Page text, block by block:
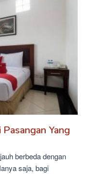
Yang
berbeda dengan
saja, bagi